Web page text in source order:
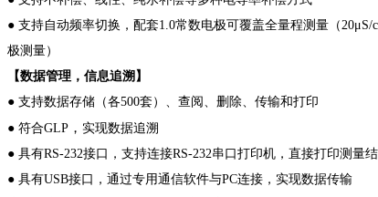
● 支持自动频率切换，配套1.0常数电极可覆盖全量程测量（
极测量）
【数据管理 ，信息追溯】
● 支持数据存储（各500套）、查阅、删除、传输和打印
● 符合GLP ， 实现数据追溯
● 具有RS-232接口，支持连接RS-232串口打印机，直接打印测量
● 具有USB接口，通过专用通信软件与PC连接，实现数据传输